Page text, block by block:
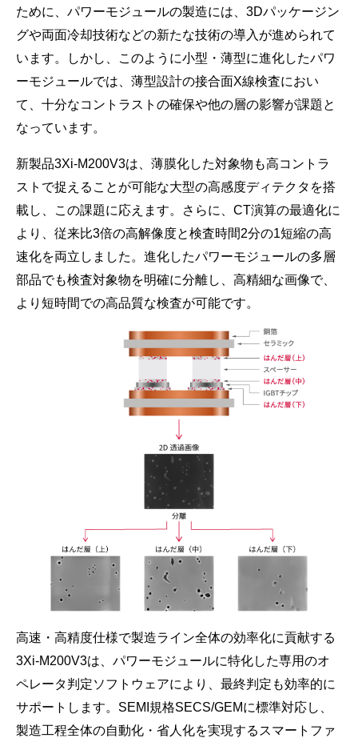
ために、パワーモジュールの製造には、3Dパッケージン
グや両面冷却技術などの新たな技術の導入が進められて
います。しかし、このように小型・薄型に進化したパワ
ーモジュールでは、薄型設計の接合面X線検査におい
て、十分なコントラストの確保や他の層の影響が課題と
なっています。
新製品3Xi-M200V3は、薄膜化した対象物も高コントラ
ストで捉えることが可能な大型の高感度ディテクタを搭
載し、この課題に応えます。さらに、CT演算の最適化に
より、従来比3倍の高解像度と検査時間2分の1短縮の高
速化を両立しました。進化したパワーモジュールの多層
部品でも検査対象物を明確に分離し、高精細な画像で、
より短時間での高品質な検査が可能です。
高速・高精度仕様で製造ライン全体の効率化に貢献する
3Xi-M200V3は、パワーモジュールに特化した専用のオ
ペレータ判定ソフトウェアにより、最終判定も効率的に
サポートします。SEMI規格SECS/GEMに標準対応し、
製造工程全体の自動化・省人化を実現するスマートファ